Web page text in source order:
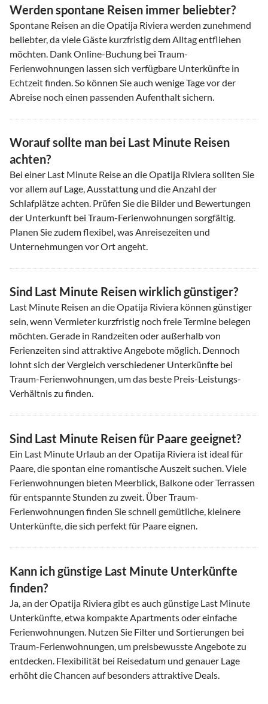
Werden spontane Reisen immer beliebter?
Spontane Reisen an die Opatija Riviera werden zunehmend
beliebter, da viele Gäste kurzfristig dem Alltag entfliehen
möchten. Dank Online-Buchung bei Traum-
Ferienwohnungen lassen sich verfügbare Unterkünfte in
Echtzeit finden. So können Sie auch wenige Tage vor der
Abreise noch einen passenden Aufenthalt sichern.
Worauf sollte man bei Last Minute Reisen
achten?
Bei einer Last Minute Reise an die Opatija Riviera sollten Sie
vor allem auf Lage, Ausstattung und die Anzahl der
Schlafplätze achten. Prüfen Sie die Bilder und Bewertungen
der Unterkunft bei Traum-Ferienwohnungen sorgfältig.
Planen Sie zudem flexibel, was Anreisezeiten und
Unternehmungen vor Ort angeht.
Sind Last Minute Reisen wirklich günstiger?
Last Minute Reisen an die Opatija Riviera können günstiger
sein, wenn Vermieter kurzfristig noch freie Termine belegen
möchten. Gerade in Randzeiten oder außerhalb von
Ferienzeiten sind attraktive Angebote möglich. Dennoch
lohnt sich der Vergleich verschiedener Unterkünfte bei
Traum-Ferienwohnungen, um das beste Preis-Leistungs-
Verhältnis zu finden.
Sind Last Minute Reisen für Paare geeignet?
Ein Last Minute Urlaub an der Opatija Riviera ist ideal für
Paare, die spontan eine romantische Auszeit suchen. Viele
Ferienwohnungen bieten Meerblick, Balkone oder Terrassen
für entspannte Stunden zu zweit. Über Traum-
Ferienwohnungen finden Sie schnell gemütliche, kleinere
Unterkünfte, die sich perfekt für Paare eignen.
Kann ich günstige Last Minute Unterkünfte
finden?
Ja, an der Opatija Riviera gibt es auch günstige Last Minute
Unterkünfte, etwa kompakte Apartments oder einfache
Ferienwohnungen. Nutzen Sie Filter und Sortierungen bei
Traum-Ferienwohnungen, um preisbewusste Angebote zu
entdecken. Flexibilität bei Reisedatum und genauer Lage
erhöht die Chancen auf besonders attraktive Deals.